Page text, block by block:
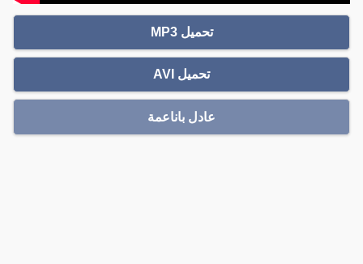
تحميل MP3
تحميل AVI
عادل باناعمة